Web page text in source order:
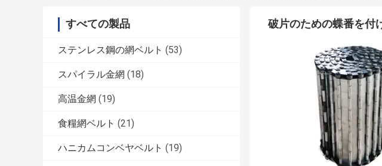
すべての製品
ステンレス鋼の網ベルト (53)
スパイラル金網 (18)
高温金網 (19)
食糧網ベルト (21)
ハニカムコンベヤベルト (19)
破片のための蝶番を付